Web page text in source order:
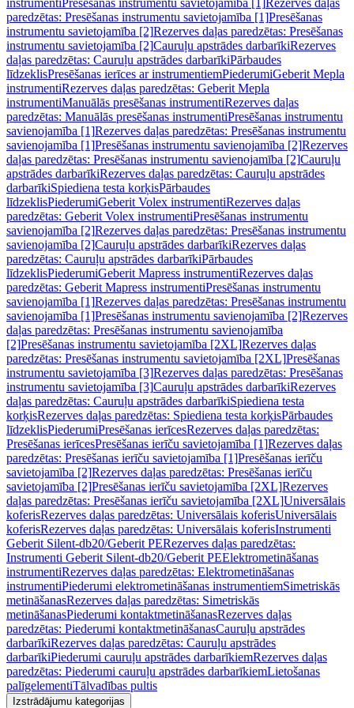
instrumentiPresēšanas instrumentu savietojamība [1]Rezerves daļas
paredzētas: Presēšanas instrumentu savietojamība [1]Presēšanas
instrumentu savietojamība [2]Rezerves daļas paredzētas: Presēšanas
instrumentu savietojamība [2]Cauruļu apstrādes darbarīkiRezerves
daļas paredzētas: Cauruļu apstrādes darbarīkiPārbaudes
līdzeklisPresēšanas ierīces ar instrumentiemPiederumiGeberit Mepla
instrumentiRezerves daļas paredzētas: Geberit Mepla
instrumentiManuālās presēšanas instrumentiRezerves daļas
paredzētas: Manuālās presēšanas instrumentiPresēšanas instrumentu
savienojamība [1]Rezerves daļas paredzētas: Presēšanas instrumentu
savienojamība [1]Presēšanas instrumentu savienojamība [2]Rezerves
daļas paredzētas: Presēšanas instrumentu savienojamība [2]Cauruļu
apstrādes darbarīkiRezerves daļas paredzētas: Cauruļu apstrādes
darbarīkiSpiediena testa korķisPārbaudes
līdzeklisPiederumiGeberit Volex instrumentiRezerves daļas
paredzētas: Geberit Volex instrumentiPresēšanas instrumentu
savienojamība [2]Rezerves daļas paredzētas: Presēšanas instrumentu
savienojamība [2]Cauruļu apstrādes darbarīkiRezerves daļas
paredzētas: Cauruļu apstrādes darbarīkiPārbaudes
līdzeklisPiederumiGeberit Mapress instrumentiRezerves daļas
paredzētas: Geberit Mapress instrumentiPresēšanas instrumentu
savienojamība [1]Rezerves daļas paredzētas: Presēšanas instrumentu
savienojamība [1]Presēšanas instrumentu savienojamība [2]Rezerves
daļas paredzētas: Presēšanas instrumentu savienojamība
[2]Presēšanas instrumentu savietojamība [2XL]Rezerves daļas
paredzētas: Presēšanas instrumentu savietojamība [2XL]Presēšanas
instrumentu savietojamība [3]Rezerves daļas paredzētas: Presēšanas
instrumentu savietojamība [3]Cauruļu apstrādes darbarīkiRezerves
daļas paredzētas: Cauruļu apstrādes darbarīkiSpiediena testa
korķisRezerves daļas paredzētas: Spiediena testa korķisPārbaudes
līdzeklisPiederumiPresēšanas ierīcesRezerves daļas paredzētas:
Presēšanas ierīcesPresēšanas ierīču savietojamība [1]Rezerves daļas
paredzētas: Presēšanas ierīču savietojamība [1]Presēšanas ierīču
savietojamība [2]Rezerves daļas paredzētas: Presēšanas ierīču
savietojamība [2]Presēšanas ierīču savietojamība [2XL]Rezerves
daļas paredzētas: Presēšanas ierīču savietojamība [2XL]Universālais
koferisRezerves daļas paredzētas: Universālais koferisUniversālais
koferisRezerves daļas paredzētas: Universālais koferisInstrumenti
Geberit Silent-db20/Geberit PERezerves daļas paredzētas:
Instrumenti Geberit Silent-db20/Geberit PEElektrometināšanas
instrumentiRezerves daļas paredzētas: Elektrometināšanas
instrumentiPiederumi elektrometināšanas instrumentiemSimetriskās
metināšanasRezerves daļas paredzētas: Simetriskās
metināšanasPiederumi kontaktmetināšanasRezerves daļas
paredzētas: Piederumi kontaktmetināšanasCauruļu apstrādes
darbarīkiRezerves daļas paredzētas: Cauruļu apstrādes
darbarīkiPiederumi cauruļu apstrādes darbarīkiemRezerves daļas
paredzētas: Piederumi cauruļu apstrādes darbarīkiemLietošanas
palīgelementiTālvadības pultis
Izstrādājumu kategorijas